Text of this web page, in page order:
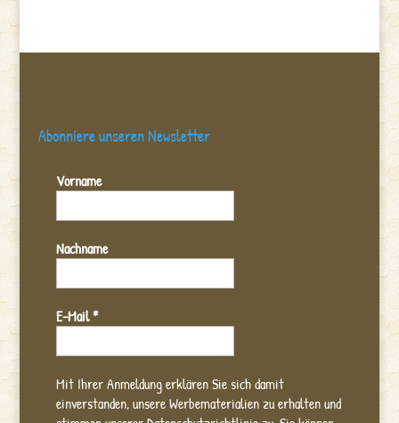
Abonniere unseren Newsletter
Vorname
Nachname
E-Mail*
Mit Ihrer Anmeldung erklären Sie sich damit
einverstanden, unsere Werbematerialien zu erhalten und